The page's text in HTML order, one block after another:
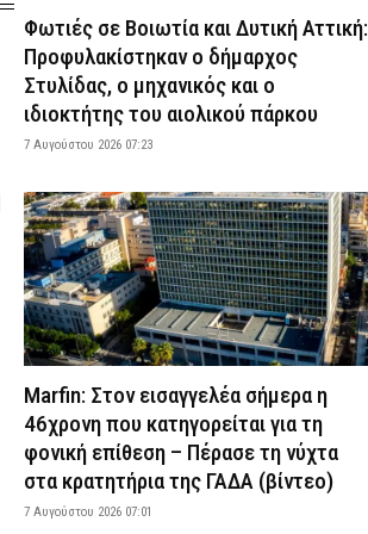
κατηγορείται για εμπλοκή στον φονικό
εμπρησμό – Τι της αποδίδουν οι Αρχές
ΑΣΤΥΝΟΜΙΑ 6 Αυγούστου 2026 22:44
Χαλκιδική: Νεκρός 69χρονος που
ανασύρθηκε από τη θάλασσα –
Παραγγέλθηκε νεκροψία
Αίγιο: Τραγωδία με οδηγό αστικού
λεωφορείου – Κατέρρευσε στο τιμόνι και
πέθανε
ΕΙΔΗΣΕΙΣ 6 Αυγούστου 2026 22:16
Χανιά: Πειθαρχική έρευνα για την υπόθεση
της 75χρονης που βρέθηκε νεκρή μετά την
Μέγαρο
ΑΣΤΥΝΟΜΙΑ 6 Αυγούστου 2026 22:01
Εύβοια: Νεκρός ο 35χρονος που πάλευε
για τη ζωή του μετά το τροχαίο με
αγριογούρουνο
Φωτιές σε Βοιωτία και Δυτική Αττική:
Προφυλακίστηκαν ο δήμαρχος
Στυλίδας, ο μηχανικός και ο
ιδιοκτήτης του αιολικού πάρκου
7 Αυγούστου 2026 07:23
Marfin: Στον εισαγγελέα σήμερα η
46χρονη που κατηγορείται για τη
φονική επίθεση – Πέρασε τη νύχτα
στα κρατητήρια της ΓΑΔΑ (βίντεο)
7 Αυγούστου 2026 07:01